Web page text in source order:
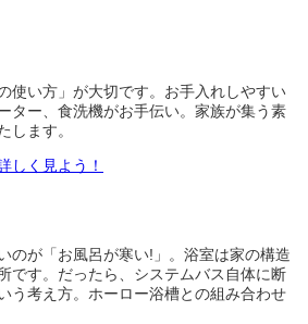
使い方」が大切です。お手入れしやすい
ター、食洗機がお手伝い。家族が集う素
します。
しく見よう！
のが「お風呂が寒い!」。浴室は家の構造
です。だったら、システムバス自体に断
う考え方。ホーロー浴槽との組み合わせ